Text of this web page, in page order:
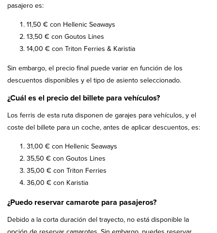
pasajero es:
11,50 € con Hellenic Seaways
13,50 € con Goutos Lines
14,00 € con Triton Ferries & Karistia
Sin embargo, el precio final puede variar en función de los
descuentos disponibles y el tipo de asiento seleccionado.
¿Cuál es el precio del billete para vehículos?
Los ferris de esta ruta disponen de garajes para vehículos, y el
coste del billete para un coche, antes de aplicar descuentos, es:
31,00 € con Hellenic Seaways
35,50 € con Goutos Lines
35,00 € con Triton Ferries
36,00 € con Karistia
¿Puedo reservar camarote para pasajeros?
Debido a la corta duración del trayecto, no está disponible la